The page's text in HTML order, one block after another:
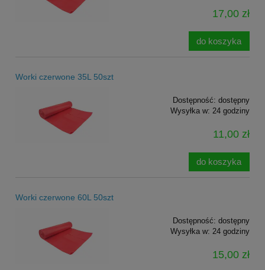
17,00 zł
do koszyka
Worki czerwone 35L 50szt
Dostępność: dostępny
Wysyłka w: 24 godziny
11,00 zł
do koszyka
Worki czerwone 60L 50szt
Dostępność: dostępny
Wysyłka w: 24 godziny
15,00 zł